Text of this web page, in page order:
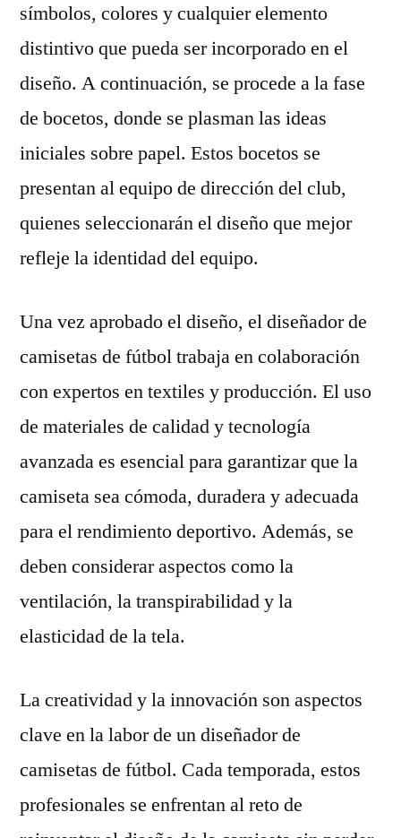
símbolos, colores y cualquier elemento
distintivo que pueda ser incorporado en el
diseño. A continuación, se procede a la fase
de bocetos, donde se plasman las ideas
iniciales sobre papel. Estos bocetos se
presentan al equipo de dirección del club,
quienes seleccionarán el diseño que mejor
refleje la identidad del equipo.
Una vez aprobado el diseño, el diseñador de
camisetas de fútbol trabaja en colaboración
con expertos en textiles y producción. El uso
de materiales de calidad y tecnología
avanzada es esencial para garantizar que la
camiseta sea cómoda, duradera y adecuada
para el rendimiento deportivo. Además, se
deben considerar aspectos como la
ventilación, la transpirabilidad y la
elasticidad de la tela.
La creatividad y la innovación son aspectos
clave en la labor de un diseñador de
camisetas de fútbol. Cada temporada, estos
profesionales se enfrentan al reto de